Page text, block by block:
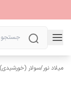
میلاد نور/سولار (خورشیدی)